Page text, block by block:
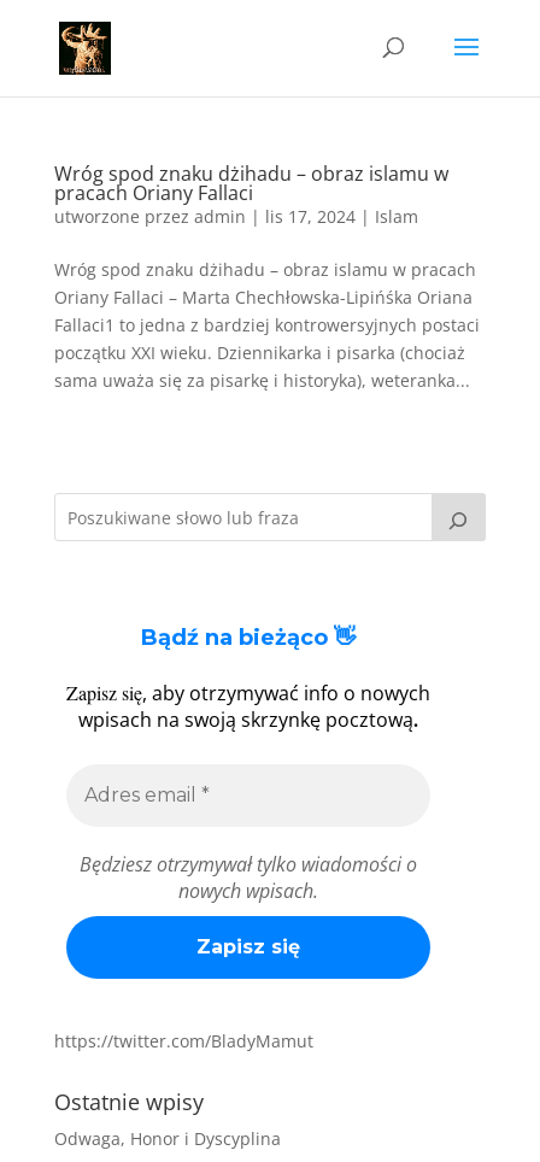
Wróg spod znaku dżihadu – obraz islamu w
pracach Oriany Fallaci
utworzone przez admin | lis 17, 2024| Islam
Wróg spod znaku dżihadu – obraz islamu w pracach
Oriany Fallaci – Marta Chechłowska-Lipińśka Oriana
Fallaci1 to jedna z bardziej kontrowersyjnych postaci
początku XXI wieku. Dziennikarka i pisarka (chociaż
sama uważa się za pisarkę i historyka), weteranka...
Bądź na bieżąco 👋
Zapisz się, aby otrzymywać info o nowych
wpisach na swoją skrzynkę pocztową.
Będziesz otrzymywał tylko wiadomości o
nowych wpisach.
https://twitter.com/BladyMamut
Ostatnie wpisy
Odwaga, Honor i Dyscyplina